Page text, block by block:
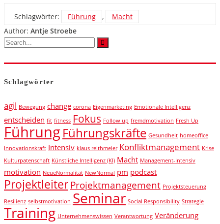
Schlagwörter: Führung ,
Macht
Author: Antje Stroebe
Schlagwörter
agil Bewegung change corona Eigenmarketing Emotionale Intelligenz
entscheiden fit fitness Fokus Follow up fremdmotivation Fresh Up
FührungFührungskräfte Gesundheit homeoffice
Innovationskraft Intensiv klaus reithmeier Konfliktmanagement Krise
Kulturpatenschaft Künstliche Intelligenz (KI) Macht Management-Intensiv
motivation NeueNormalität NewNormal pm podcast
ProjektleiterProjektmanagement Projektsteuerung
Resilienz selbstmotivation Seminar Social Responsibility Strategie
Training Unternehmenswissen Verantwortung Veränderung